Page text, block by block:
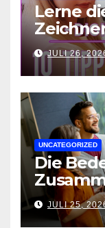
Lerne
fürJULI 26,
UNCATEGORIZED
Die
JULI 25,